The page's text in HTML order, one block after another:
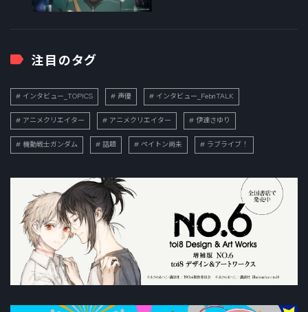
注目のタグ
インタビュー_TOPICS 声優 インタビュー_FebriTALK
アニメクリエイター アニメクリエイター 伊達さゆり
機動戦士ガンダム 話題 ペイトン尚未 ラブライブ！